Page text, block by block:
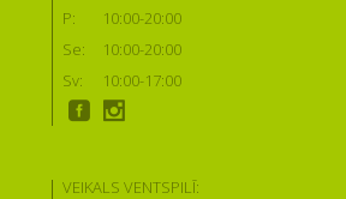
P:
10:00-20:00
Se:
10:00-20:00
Sv:
10:00-17:00
VEIKALS VENTSPILĪ: